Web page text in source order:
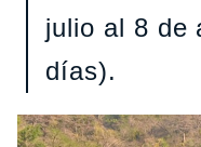
julio al 8 de
días).